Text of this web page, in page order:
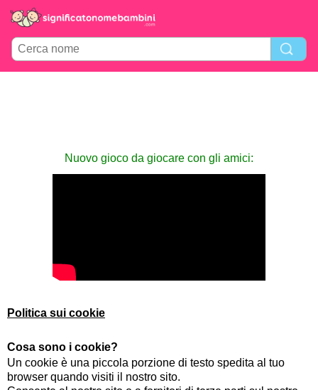
Nuovo gioco da giocare con gli amici:
Politica sui cookie
Cosa sono i cookie?
Un cookie è una piccola porzione di testo spedita al tuo
browser quando visiti il nostro sito.